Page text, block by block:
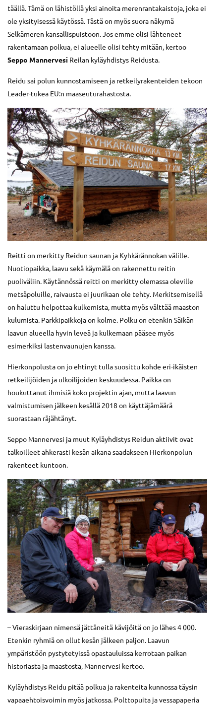
täällä. Tämä on lähistöllä yksi ainoita merenrantakaistoja, joka ei
ole yksityisessä käytössä. Tästä on myös suora näkymä
Selkämeren kansallispuistoon. Jos emme olisi lähteneet
rakentamaan polkua, ei alueelle olisi tehty mitään, kertoo
Seppo Mannervesi Reilan kyläyhdistys Reidusta.
Reidu sai polun kunnostamiseen ja retkeilyrakenteiden tekoon
Leader-tukea EU:n maaseuturahastosta.
Reitti on merkitty Reidun saunan ja Kyhkärännokan välille.
Nuotiopaikka, laavu sekä käymälä on rakennettu reitin
puoliväliin. Käytännössä reitti on merkitty olemassa oleville
metsäpoluille, raivausta ei juurikaan ole tehty. Merkitsemisellä
on haluttu helpottaa kulkemista, mutta myös välttää maaston
kulumista. Parkkipaikkoja on kolme. Polku on etenkin Säikän
laavun alueella hyvin leveä ja kulkemaan pääsee myös
esimerkiksi lastenvaunujen kanssa.
Hierkonpolusta on jo ehtinyt tulla suosittu kohde eri-ikäisten
retkeilijöiden ja ulkoilijoiden keskuudessa. Paikka on
houkuttanut ihmisiä koko projektin ajan, mutta laavun
valmistumisen jälkeen kesällä 2018 on käyttäjämäärä
suorastaan räjähtänyt.
Seppo Mannervesi ja muut Kyläyhdistys Reidun aktiivit ovat
talkoilleet ahkerasti kesän aikana saadakseen Hierkonpolun
rakenteet kuntoon.
– Vieraskirjaan nimensä jättäneitä kävijöitä on jo lähes 4 000.
Etenkin ryhmiä on ollut kesän jälkeen paljon. Laavun
ympäristöön pystytetyissä opastauluissa kerrotaan paikan
historiasta ja maastosta, Mannervesi kertoo.
Kyläyhdistys Reidu pitää polkua ja rakenteita kunnossa täysin
vapaaehtoisvoimin myös jatkossa. Polttopuita ja vessapaperia